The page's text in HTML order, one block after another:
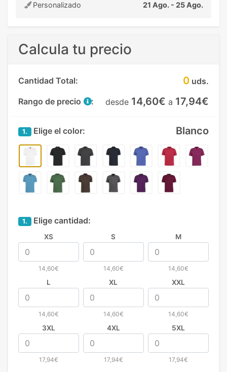
Personalizado
21 Ago. - 25 Ago.
Calcula tu precio
Cantidad Total: 0 uds.
Rango de precio
: desde 14,60€ a 17,94€
1. Elige el color: Blanco
1. Elige cantidad:
XS
14,60€
S
14,60€
M
14,60€
L
14,60€
XL
14,60€
XXL
14,60€
3XL
17,94€
4XL
17,94€
5XL
17,94€